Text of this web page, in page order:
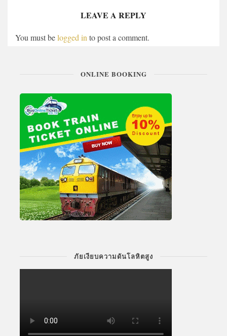
LEAVE A REPLY
You must belogged in to post a comment.
ONLINE BOOKING
ภัยเงียบความดันโลหิตสูง